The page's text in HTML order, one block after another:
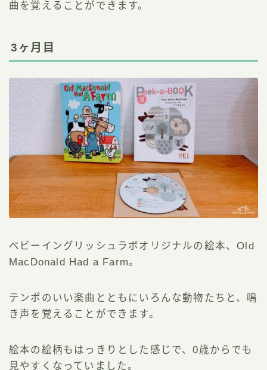
曲を覚えることができます。
3ヶ月目
ベビーイングリッシュラボオリジナルの絵本、Old
MacDonald Had a Farm。
テンポのいい楽曲とともにいろんな動物たちと、鳴
き声を覚えることができます。
絵本の絵柄もはっきりとした感じで、0歳からでも
見やすくなっていました。